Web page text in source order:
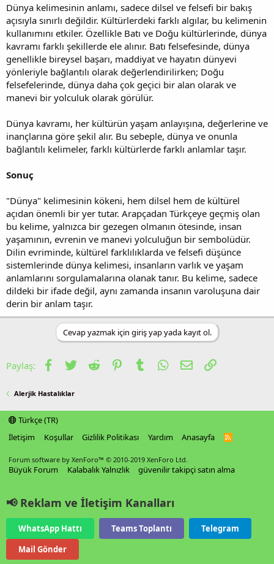
Dünya kelimesinin anlamı, sadece dilsel ve felsefi bir bakış
açısıyla sınırlı değildir. Kültürlerdeki farklı algılar, bu kelimenin
kullanımını etkiler. Özellikle Batı ve Doğu kültürlerinde, dünya
kavramı farklı şekillerde ele alınır. Batı felsefesinde, dünya
genellikle bireysel başarı, maddiyat ve hayatın dünyevi
yönleriyle bağlantılı olarak değerlendirilirken; Doğu
felsefelerinde, dünya daha çok geçici bir alan olarak ve
manevi bir yolculuk olarak görülür.
Dünya kavramı, her kültürün yaşam anlayışına, değerlerine ve
inançlarına göre şekil alır. Bu sebeple, dünya ve onunla
bağlantılı kelimeler, farklı kültürlerde farklı anlamlar taşır.
Sonuç
"Dünya" kelimesinin kökeni, hem dilsel hem de kültürel
açıdan önemli bir yer tutar. Arapçadan Türkçeye geçmiş olan
bu kelime, yalnızca bir gezegen olmanın ötesinde, insan
yaşamının, evrenin ve manevi yolculuğun bir sembolüdür.
Dilin evriminde, kültürel farklılıklarda ve felsefi düşünce
sistemlerinde dünya kelimesi, insanların varlık ve yaşam
anlamlarını sorgulamalarına olanak tanır. Bu kelime, sadece
dildeki bir ifade değil, aynı zamanda insanın varoluşuna dair
derin bir anlam taşır.
Cevap yazmak için giriş yap yada kayıt ol.
Paylaş: Facebook
TwitterReddit PinterestTumblrWhatsApp
E-postaLink
Alerjik Hastalıklar
Türkçe (TR)
İletişim
Koşullar Gizlilik Politikası Yardım Anasayfa
R
Forum software by XenForo™ © 2010-2019 XenForo Ltd.
Büyük Forum Kalabalık Yalnızlık güvenilir takipçi satın alma
📢 Reklam ve İletişim Kanalları
WhatsApp Hattı Teams Toplantı
Telegram
Mail Gönder